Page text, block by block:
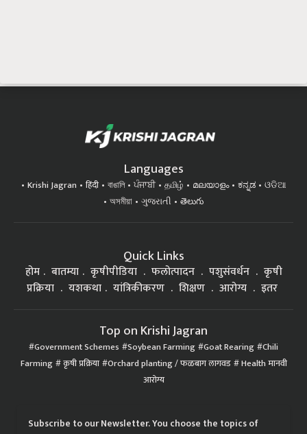
Languages
Krishi Jagran हिंदी বাঙালি ਪੰਜਾਬੀ தமிழ் മലയാളം ಕನ್ನಡ
ଓଡିଆ
অসমীয়া
ગુજરાતી తెలుగు
Quick Links
होम बातम्या कृषीपीडिया फलोत्पादन पशुसंवर्धन
कृषी
प्रक्रिया
यशकथा यांत्रिकीकरण शिक्षण आरोग्य इतर
Top on Krishi Jagran
Government Schemes Soybean Farming Goat Rearing Chili
Farming कृषी प्रक्रिया Orchard planting / फळबाग लागवड Health मानवी
आरोग्य
Subscribe to our Newsletter. You choose the topics of